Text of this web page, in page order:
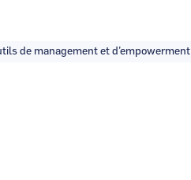
de management et d’empowerment